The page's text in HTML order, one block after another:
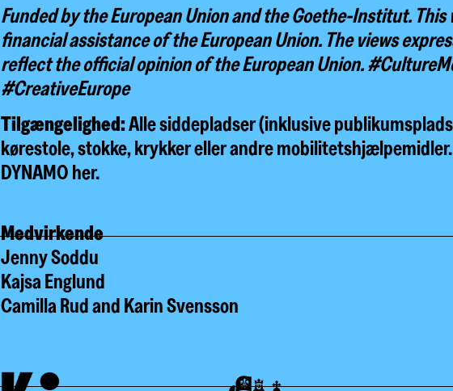
Funded by the European Union and the Goethe-Institut.
financial assistance of the European Union. The views
reflect the official opinion of the European Union.
#CreativeEurope
Tilgængelighed:Alle siddepladser (inklusive
kørestole, stokke, krykker eller andre
DYNAMOher.
Medvirkende
Jenny Soddu
Kajsa Englund
Camilla Rud and Karin Svensson